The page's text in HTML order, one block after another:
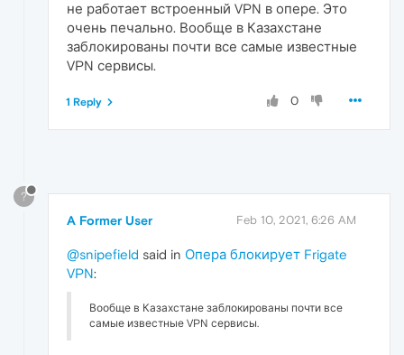
не работает встроенный VPN в опере. Это
очень печально. Вообще в Казахстане
заблокированы почти все самые известные
VPN сервисы.
0
1 Reply
?
A Former User Feb 10, 2021, 6:26 AM
@snipefield said in Опера блокирует Frigate
VPN:
Вообще в Казахстане заблокированы почти все
самые известные VPN сервисы.